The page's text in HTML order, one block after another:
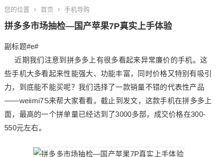
您的位置 首页 手机导购
拼多多市场抽检—国产苹果7P真实上手体验
副标题#e#
近期我们注意到拼多多上有很多看起来异常廉价的手机。这
些手机大多看起来性能强大、功能丰富，同时价格又特别有吸引
力，到底能不能买呢？我们选择了一款销量不错的代表性产品
——weiimi7S来帮大家看看。截止到发文，这款手机在拼多多上
面，最高的一个拼单量已经达到了3000多部，成交价格在300-
550元左右。